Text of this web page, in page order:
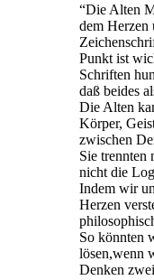
“Die Alten
dem Herzen
Punkt ist
Schriften
daß beides
Die Alten
Körper,
zwischen
Sie trennten
nicht die
Indem wir
Herzen
So könnten
lösen,wenn
Denken